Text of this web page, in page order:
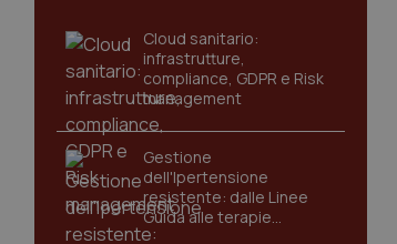
Cloud sanitario:
infrastrutture,
compliance, GDPR e Risk
management
Gestione
dell'Ipertensione
resistente: dalle Linee
Guida alle terapie
innovative